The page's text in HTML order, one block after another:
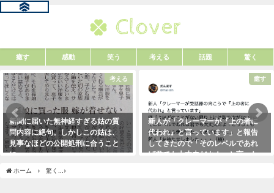
癒す 感動 笑う 考える 話題 驚く
考える
新聞に届いた無神経すぎる姑の質
問内容に絶句。しかしこの姑は、
見事なほどの公開処刑に合うこと
に・・・
2021年3月13日
癒す
新人が「クレーマーが『上の者に
代われ』と言っています」と報告
してきたので「そのレベルであれ
ば君でも大丈夫だよ！」と言った
ホーム 驚く